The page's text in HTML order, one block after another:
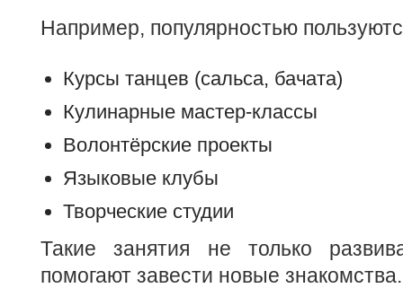
Например, популярностью
Курсы танцев (сальса, бачата)
Кулинарные мастер-классы
Волонтёрские проекты
Языковые клубы
Творческие студии
Такие занятия не только
помогают завести новые знакомства.